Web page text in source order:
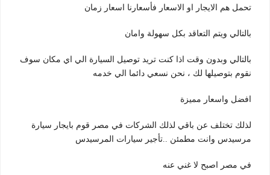
تحمل هم الايجار او الاسعار فأسعارنا اسعار زمان
بالتالي ويتم التعاقد بكل سهولة وامان
بالتالي وبدون وقت اذا كنت تريد توصيل السيارة الي اي مكان سوف
نقوم بتوصيلها لك ، نحن نسعي دائما الي خدمه
افضل واسعار مميزة
لذلك تختلف عن باقي لذلك الشركات في مصر قوم بايجار سيارة
مرسيدس وانت مطمئن ..تأجير سيارات المرسيدس
في مصر اصبح لا غني عنه